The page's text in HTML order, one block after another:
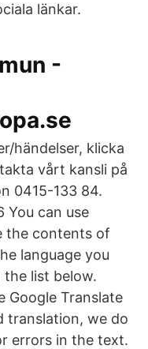
länkar.
-
händelser, klicka
vårt kansli på
0415-133 84.
You can use
the contents of
language you
list below.
Google Translate
translation, we do
errors in the text.